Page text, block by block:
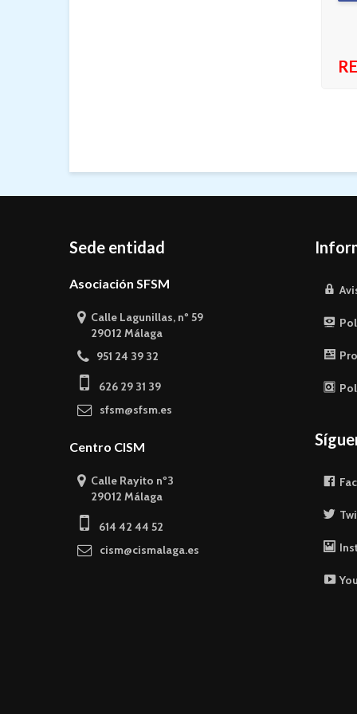
Sede entidad
Asociación SFSM
Calle Lagunillas, nº 59
29012 Málaga
951 24 39 32
626 29 31 39
sfsm@sfsm.es
Centro CISM
Calle Rayito nº3
29012 Málaga
614 42 44 52
cism@cismalaga.es